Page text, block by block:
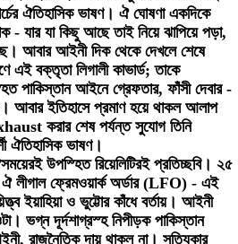
ঐতিহাসিক ভাষণ। ঐ ঘোষণা একদিকে
- যার যা কিছু আছে তাই নিয়ে ঝাপিয়ে পড়া,
আবার আইনী দিক থেকে দেখলে শেষে
এই বক্তৃতা লিগালী কাভার্ড; তাকে
পাকিস্তান আইনে গ্রেফতার, ফাঁসী দেবার -
আবার ইতিহাসে প্রমাণ হয়ে থাকল আলাপ
করার শেষ পর্যন্ত সুযোগ তিনি
ঐতিহাসিক ভাষণ।
উপস্হিত রিয়েলিটিরই প্রতিচ্ছবি। ২৫
ঐ লীগাল ফ্রেমওয়ার্ক অর্ডার (LFO) - এই
ইয়াহিয়া ও ভুট্টোর কাঁধে বর্তায়। আইনী
ভগ্ন দূর্দশাগ্রস্হ নিপীড়ক পাকিস্তান
রাজনৈতিক দায় থাকল না। সত্যিকার